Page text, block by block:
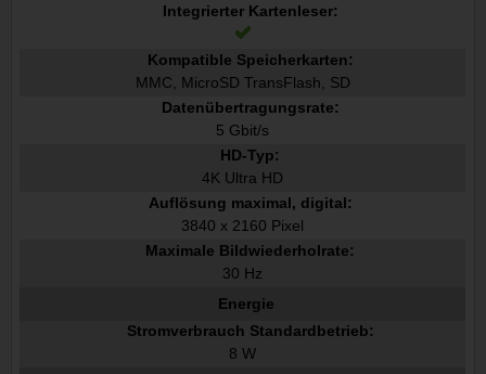
Integrierter Kartenleser:
Kompatible Speicherkarten:
MMC, MicroSD TransFlash, SD
Datenübertragungsrate:
5 Gbit/s
HD-Typ:
4K Ultra HD
Auflösung maximal, digital:
3840 x 2160 Pixel
Maximale Bildwiederholrate:
30 Hz
Energie
Stromverbrauch Standardbetrieb:
8 W